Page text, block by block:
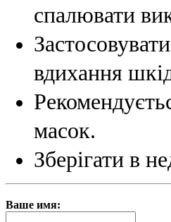
спалювати
вдихання
масок.
Зберігати в
Ваше имя: